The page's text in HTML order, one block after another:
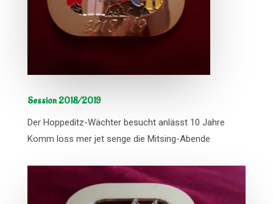
Session 2018/2019
Der Hoppeditz-Wächter besucht anlässt 10 Jahre
Komm loss mer jet senge die Mitsing-Abende